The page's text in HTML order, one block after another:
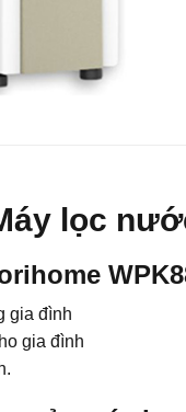
lọc
gia đình
gia đình